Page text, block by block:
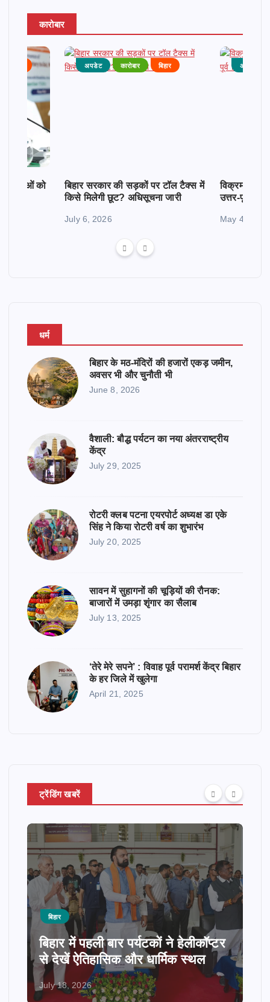
कारोबार
महिलाओं को
अपडेट कारोबार बिहार
बिहार सरकार की सड़कों पर टॉल टैक्स में
किसे मिलेगी छूट? अधिसूचना जारी
July 6, 2026
अपडेट
विक्रमशिला
उत्तर-पूर्व
May 4, 2026
धर्म
बिहार के मठ-मंदिरों की हजारों एकड़ जमीन,
अवसर भी और चुनौती भी
June 8, 2026
वैशाली: बौद्ध पर्यटन का नया अंतरराष्ट्रीय
केंद्र
July 29, 2025
रोटरी क्लब पटना एयरपोर्ट अध्यक्ष डा एके
सिंह ने किया रोटरी वर्ष का शुभारंभ
July 20, 2025
सावन में सुहागनों की चूड़ियों की रौनक:
बाजारों में उमड़ा शृंगार का सैलाब
July 13, 2025
‘तेरे मेरे सपने’ : विवाह पूर्व परामर्श केंद्र बिहार
के हर जिले में खुलेगा
April 21, 2025
ट्रेंडिंग खबरें
बिहार
बिहार में पहली बार पर्यटकों ने हेलीकॉप्टर
से देखें ऐतिहासिक और धार्मिक स्थल
July 18, 2026